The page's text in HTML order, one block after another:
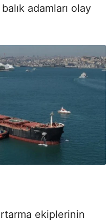
adamları olay
ekiplerinin